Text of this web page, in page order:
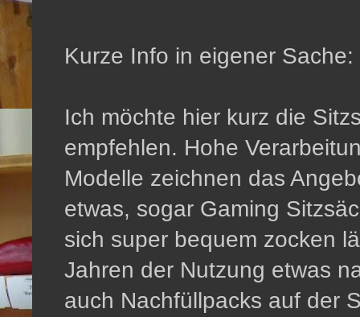
Kurze Info in eigener Sache:
Ich möchte hier kurz die
empfehlen. Hohe
Modelle zeichnen das
etwas, sogar Gaming
sich super bequem zocken
Jahren der Nutzung etwas
auch Nachfüllpacks auf der